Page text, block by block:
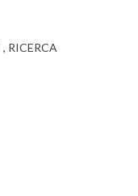
RICERCA